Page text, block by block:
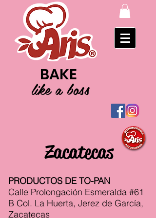
BAKE
like a boss
Zacatecas
PRODUCTOS DE TO-PAN
Calle Prolongación Esmeralda #61
B Col. La Huerta, Jerez de García,
Zacatecas